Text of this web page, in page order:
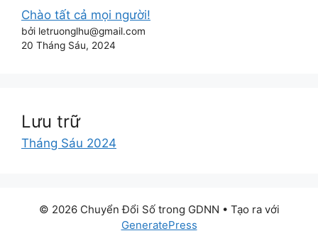
Chào tất cả mọi người!
bởi letruonglhu@gmail.com
20 Tháng Sáu, 2024
Lưu trữ
Tháng Sáu 2024
© 2026 Chuyển Đổi Số trong GDNN • Tạo ra với
GeneratePress